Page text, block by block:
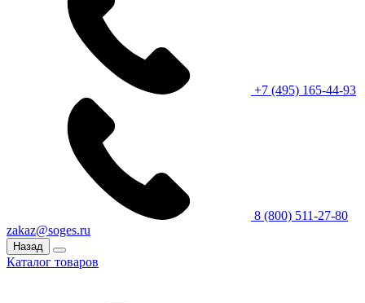
+7 (495) 165-44-93
8 (800) 511-27-80
zakaz@soges.ru
Назад
Каталог товаров